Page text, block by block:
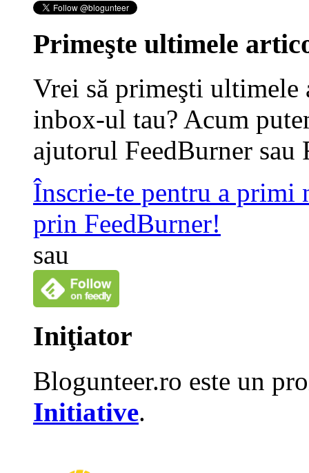
Primeşte ultimele
Vrei să primeşti
inbox-ul tau? Acum
ajutorul FeedBurner sau
Înscrie-te pentru a primi
prin FeedBurner!
sau
Iniţiator
Blogunteer.ro este un
Initiative.